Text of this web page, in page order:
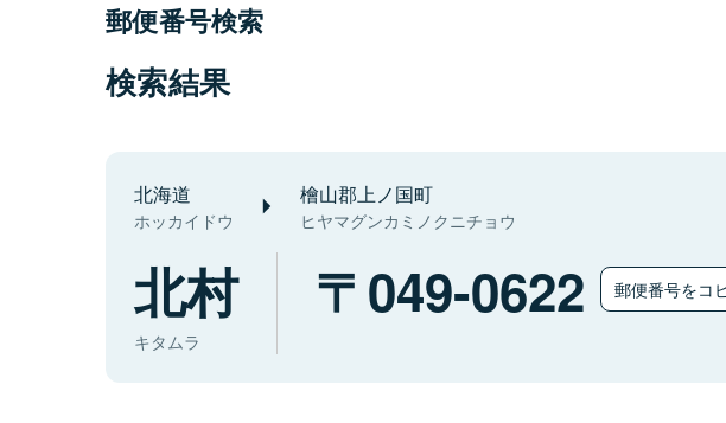
郵便番号検索
検索結果
北海道
ホッカイドウ
檜山郡上ノ国町
ヒヤマグンカミノクニチョウ
北村
キタムラ
049-0622 郵便番号をコ